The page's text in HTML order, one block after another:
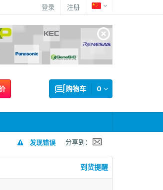
登录 注册
0
购物车
发现错误 分享到：
到货提醒